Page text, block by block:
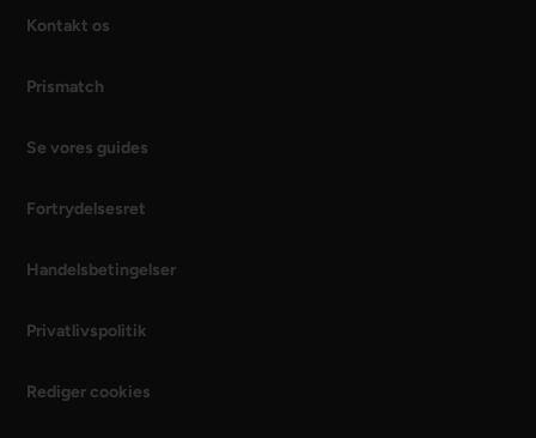
Kontakt os
Prismatch
Se vores guides
Fortrydelsesret
Handelsbetingelser
Privatlivspolitik
Rediger cookies